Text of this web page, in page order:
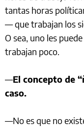
tantas horas
— que trabajan los
O sea, uno les
trabajan poco.
—El concepto de
caso.
—No es que no